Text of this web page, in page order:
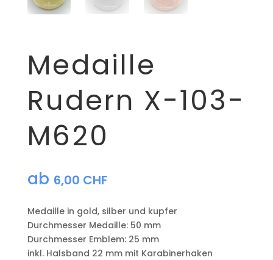
Medaille
Rudern X-103-
M620
ab 6,00 CHF
Medaille in gold, silber und kupfer
​Durchmesser Medaille: 50 mm
Durchmesser Emblem: 25 mm
​inkl. Halsband 22 mm mit Karabinerhaken